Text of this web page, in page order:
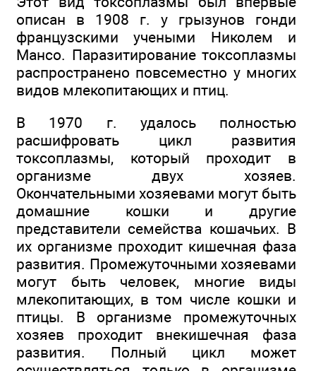
описан в 1908 г. у грызунов гонди
французскими учеными Николем и
Мансо. Паразитирование токсоплазмы
распространено повсеместно у многих
видов млекопитающих и птиц.
В 1970 г. удалось полностью
расшифровать цикл развития
токсоплазмы, который проходит в
организме двух хозяев.
Окончательными хозяевами могут быть
домашние кошки и другие
представители семейства кошачьих. В
их организме проходит кишечная фаза
развития. Промежуточными хозяевами
могут быть человек, многие виды
млекопитающих, в том числе кошки и
птицы. В организме промежуточных
хозяев проходит внекишечная фаза
развития. Полный цикл может